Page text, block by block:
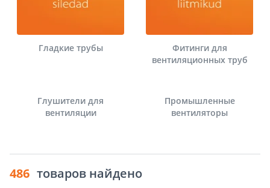
Гладкие трубы
Фитинги для
вентиляционных труб
Глушители для
вентиляции
Промышленные
вентиляторы
486 товаров найдено